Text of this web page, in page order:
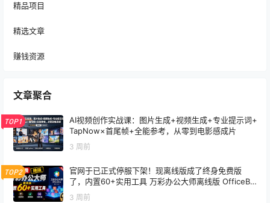
精品项目
精选文章
赚钱资源
文章聚合
TOP1
AI视频创作实战课：图片生成+视频生成+专业提示词+
TapNow×首尾帧+全能参考，从零到电影感成片
3 周前
TOP2
官网于已正式停服下架！现离线版成了终身免费版
了，内置60+实用工具 万彩办公大师离线版 OfficeBo
3 周前